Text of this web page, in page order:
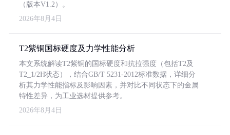
（版本V1.2）。
2026年8月4日
T2紫铜国标硬度及力学性能分析
本文系统解读T2紫铜的国标硬度和抗拉强度（包括T2及
T2_1/2H状态），结合GB/T 5231-2012标准数据，详细分
析其力学性能指标及影响因素，并对比不同状态下的金属
特性差异，为工业选材提供参考。
2026年8月4日